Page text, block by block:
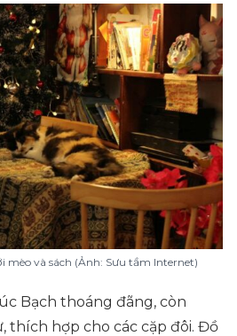
mèo và sách (Ảnh: Sưu tầm Internet)
Bạch thoáng đãng, còn
thích hợp cho các cặp đôi. Đồ